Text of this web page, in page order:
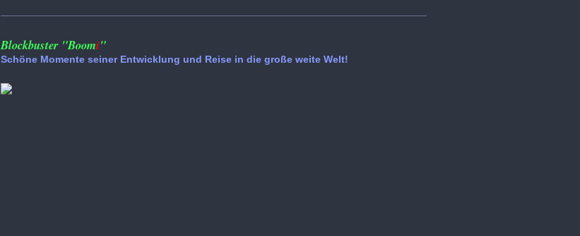
Blockbuster "Boomi"
Schöne Momente seiner Entwicklung und Reise in die große weite Welt!